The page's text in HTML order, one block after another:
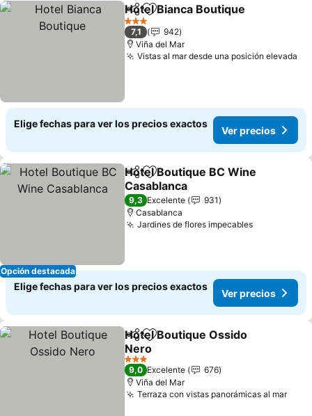
CompartirAgregar a favoritos
Hotel Bianca Boutique
3 Estrellas
7,1
942
Viña del Mar
Vistas al mar desde una posición elevada
Elige fechas para ver los precios exactos
Ver precios
Opción destacada
CompartirAgregar a favoritos
Hotel Boutique BC Wine
Casablanca
Ver precios
9,3 Excelente
931
Casablanca
Jardines de flores impecablesVer precios
Elige fechas para ver los precios exactos
Ver precios
CompartirAgregar a favoritos
Hotel Boutique Ossido
Nero
Ver precios
3 Estrellas
9,0 Excelente
676
Viña del Mar
Terraza con vistas panorámicas al marVer